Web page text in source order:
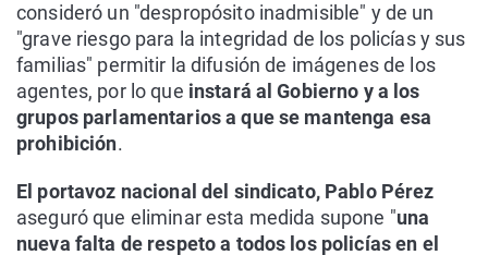
consideró un "despropósito inadmisible" y de un
"grave riesgo para la integridad de los policías y sus
familias" permitir la difusión de imágenes de los
agentes, por lo que instará al Gobierno y a los
grupos parlamentarios a que se mantenga esa
prohibición.
El portavoz nacional del sindicato, Pablo Pérez
aseguró que eliminar esta medida supone "una
nueva falta de respeto a todos los policías en el